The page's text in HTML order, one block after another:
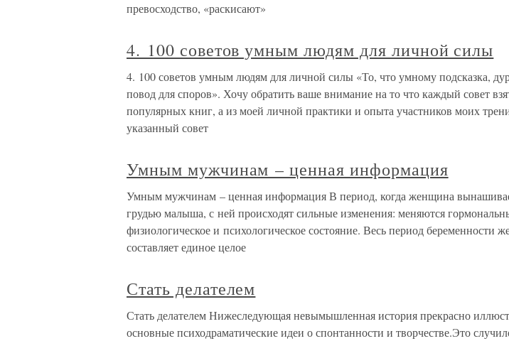
превосходство, «раскисают»
4. 100 советов умным людям для личной силы
4. 100 советов умным людям для личной силы «То, что умному подсказка,
повод для споров». Хочу обратить ваше внимание на то что каждый совет
популярных книг, а из моей личной практики и опыта участников моих
указанный совет
Умным мужчинам – ценная информация
Умным мужчинам – ценная информация В период, когда женщина
грудью малыша, с ней происходят сильные изменения: меняются
физиологическое и психологическое состояние. Весь период беременности
составляет единое целое
Стать делателем
Стать делателем Нижеследующая невымышленная история прекрасно
основные психодраматические идеи о спонтанности и творчестве.Это